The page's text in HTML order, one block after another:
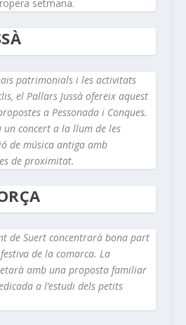
setmana.
patrimonials i les activitats
el Pallars Jussà ofereix aquest
a Pessonada i Conques.
concert a la llum de les
de música antiga amb
de proximitat.
de Suert concentrarà bona part
de la comarca. La
amb una proposta familiar
a l’estudi dels petits